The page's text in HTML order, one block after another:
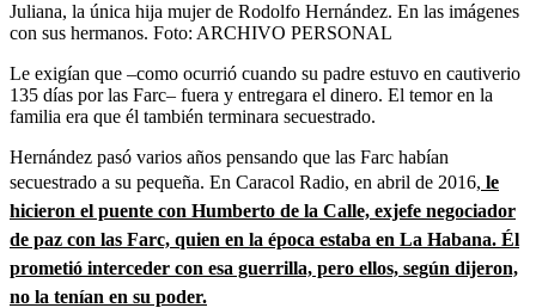
Juliana, la única hija mujer de Rodolfo Hernández. En las imágenes
con sus hermanos. Foto: ARCHIVO PERSONAL
Le exigían que –como ocurrió cuando su padre estuvo en cautiverio
135 días por las Farc– fuera y entregara el dinero. El temor en la
familia era que él también terminara secuestrado.
Hernández pasó varios años pensando que las Farc habían
secuestrado a su pequeña. En Caracol Radio, en abril de 2016, le
hicieron el puente con Humberto de la Calle, exjefe negociador
de paz con las Farc, quien en la época estaba en La Habana. Él
prometió interceder con esa guerrilla, pero ellos, según dijeron,
no la tenían en su poder.